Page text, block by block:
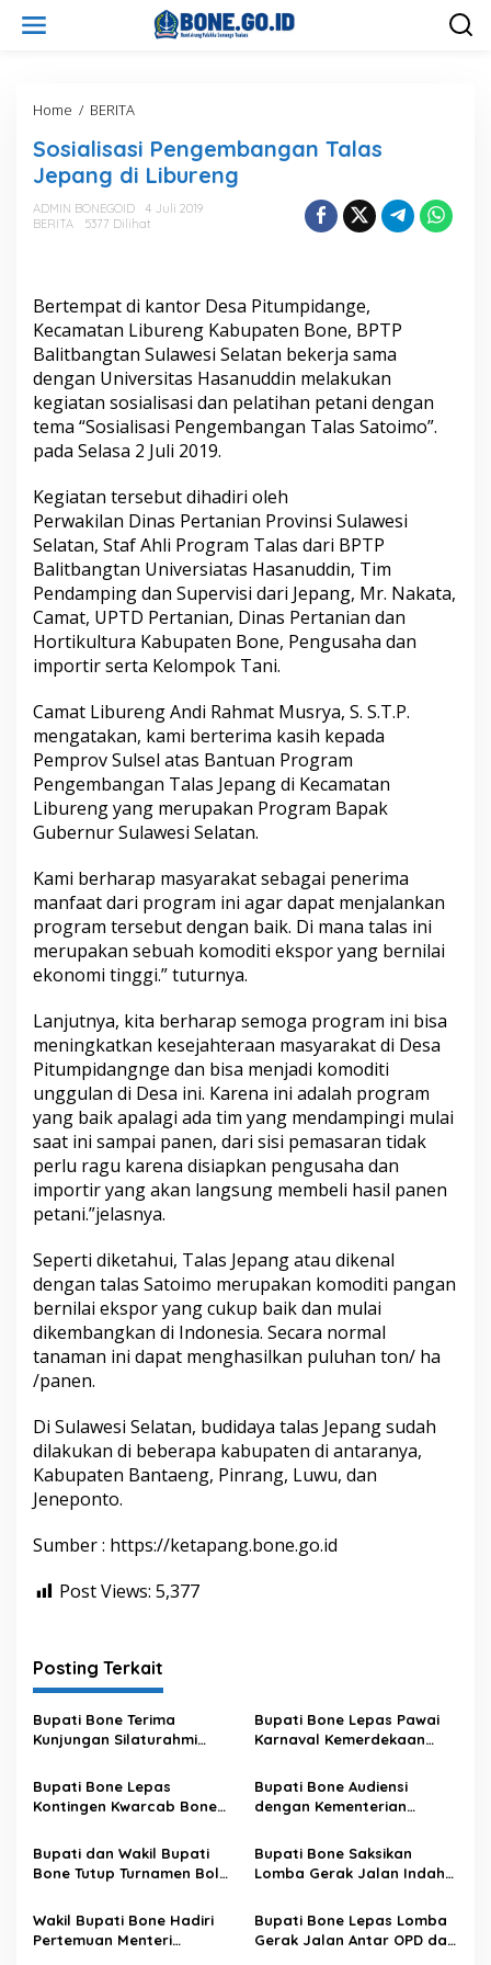
Home / BERITA
s
i
a
i
i
P
e
n
g
e
m
b
g
a
n
T
l
a
J
a
n
g
d
i
L
i
u
r
e
n
g
Sosialisasi Pengembangan Talas
Jepang di Libureng
ADMIN BONEGOID
4 Juli 2019
BERITA
5377 Dilihat
Bertempat di kantor Desa Pitumpidange,
Kecamatan Libureng Kabupaten Bone, BPTP
Balitbangtan Sulawesi Selatan bekerja sama
dengan Universitas Hasanuddin melakukan
kegiatan sosialisasi dan pelatihan petani dengan
tema “Sosialisasi Pengembangan Talas Satoimo”.
pada Selasa 2 Juli 2019.
Kegiatan tersebut dihadiri oleh
Perwakilan Dinas Pertanian Provinsi Sulawesi
Selatan, Staf Ahli Program Talas dari BPTP
Balitbangtan Universiatas Hasanuddin, Tim
Pendamping dan Supervisi dari Jepang, Mr. Nakata,
Camat, UPTD Pertanian, Dinas Pertanian dan
Hortikultura Kabupaten Bone, Pengusaha dan
importir serta Kelompok Tani.
Camat Libureng Andi Rahmat Musrya, S. S.T.P.
mengatakan, kami berterima kasih kepada
Pemprov Sulsel atas Bantuan Program
Pengembangan Talas Jepang di Kecamatan
Libureng yang merupakan Program Bapak
Gubernur Sulawesi Selatan.
Kami berharap masyarakat sebagai penerima
manfaat dari program ini agar dapat menjalankan
program tersebut dengan baik. Di mana talas ini
merupakan sebuah komoditi ekspor yang bernilai
ekonomi tinggi.” tuturnya.
Lanjutnya, kita berharap semoga program ini bisa
meningkatkan kesejahteraan masyarakat di Desa
Pitumpidangnge dan bisa menjadi komoditi
unggulan di Desa ini. Karena ini adalah program
yang baik apalagi ada tim yang mendampingi mulai
saat ini sampai panen, dari sisi pemasaran tidak
perlu ragu karena disiapkan pengusaha dan
importir yang akan langsung membeli hasil panen
petani.”jelasnya.
Seperti diketahui, Talas Jepang atau dikenal
dengan talas Satoimo merupakan komoditi pangan
bernilai ekspor yang cukup baik dan mulai
dikembangkan di Indonesia. Secara normal
tanaman ini dapat menghasilkan puluhan ton/ ha
/panen.
Di Sulawesi Selatan, budidaya talas Jepang sudah
dilakukan di beberapa kabupaten di antaranya,
Kabupaten Bantaeng, Pinrang, Luwu, dan
Jeneponto.
Sumber : https://ketapang.bone.go.id
Post Views: 5,377
Posting Terkait
Bupati Bone Terima
Kunjungan Silaturahmi
XIV/Hasanuddin
Bupati Bone Lepas Pawai
Karnaval Kemerdekaan
Sambut HUT ke-81 RI
Bupati Bone Lepas
Kontingen Kwarcab Bone
XII Tahun 2026
Bupati Bone Audiensi
dengan Kementerian
Penataan Kawasan Hutan
untuk Kepastian Hak Tanah
Bupati dan Wakil Bupati
Bone Tutup Turnamen Bola
Tambah Bonus Rp10 Juta
untuk Para Juara
Bupati Bone Saksikan
Lomba Gerak Jalan Indah
dan Bangkitkan Semangat
Kemerdekaan
Wakil Bupati Bone Hadiri
Pertemuan Menteri
Bupati Bone Lepas Lomba
Gerak Jalan Antar OPD dan